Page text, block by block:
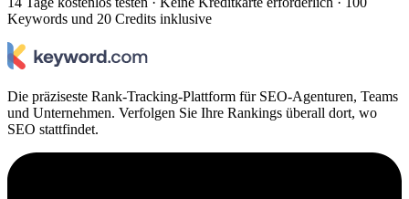
Keywords und 20 Credits inklusive
Die präziseste Rank-Tracking-Plattform für SEO-Agenturen, Teams
und Unternehmen. Verfolgen Sie Ihre Rankings überall dort, wo
SEO stattfindet.